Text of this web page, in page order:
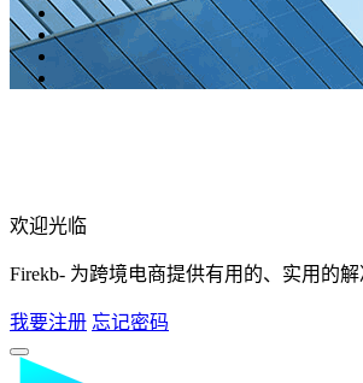
欢迎光临
Firekb- 为跨境电商提供有用的、实用的解
我要注册 忘记密码